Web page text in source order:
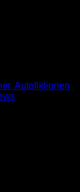
Autofiktionen